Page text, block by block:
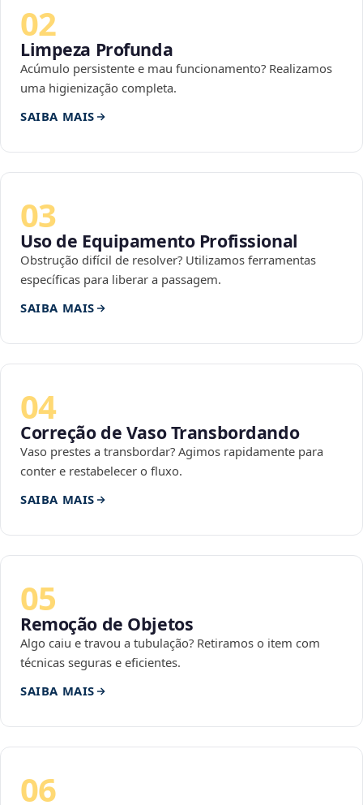
02
Limpeza Profunda
Acúmulo persistente e mau funcionamento? Realizamos
uma higienização completa.
SAIBA MAIS
03
Uso de Equipamento Profissional
Obstrução difícil de resolver? Utilizamos ferramentas
específicas para liberar a passagem.
SAIBA MAIS
04
Correção de Vaso Transbordando
Vaso prestes a transbordar? Agimos rapidamente para
conter e restabelecer o fluxo.
SAIBA MAIS
05
Remoção de Objetos
Algo caiu e travou a tubulação? Retiramos o item com
técnicas seguras e eficientes.
SAIBA MAIS
06